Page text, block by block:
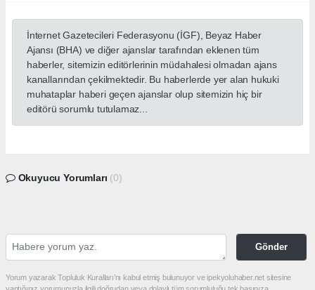
İnternet Gazetecileri Federasyonu (İGF), Beyaz Haber
Ajansı (BHA) ve diğer ajanslar tarafından eklenen tüm
haberler, sitemizin editörlerinin müdahalesi olmadan ajans
kanallarından çekilmektedir. Bu haberlerde yer alan hukuki
muhataplar haberi geçen ajanslar olup sitemizin hiç bir
editörü sorumlu tutulamaz...
Okuyucu Yorumları (0)
Gönder
Yorum yazarak Topluluk Kuralları’nı kabul etmiş bulunuyor ve ipekyoluhaber.net sitesine